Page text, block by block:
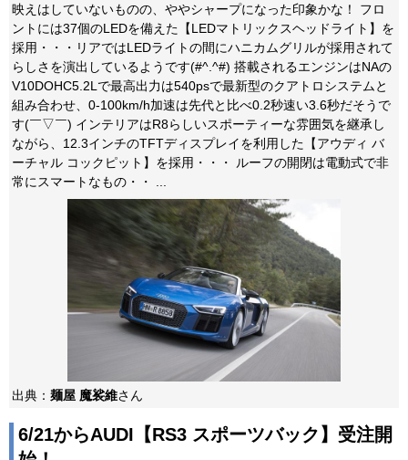
映えはしていないものの、ややシャープになった印象かな！ フロ
ントには37個のLEDを備えた【LEDマトリックスヘッドライト】を
採用・・・リアではLEDライトの間にハニカムグリルが採用されて
らしさを演出しているようです(#^.^#) 搭載されるエンジンはNAの
V10DOHC5.2Lで最高出力は540psで最新型のクアトロシステムと
組み合わせ、0-100km/h加速は先代と比べ0.2秒速い3.6秒だそうで
す(￣▽￣) インテリアはR8らしいスポーティーな雰囲気を継承し
ながら、12.3インチのTFTディスプレイを利用した【アウディ バ
ーチャル コックピット】を採用・・・ ルーフの開閉は電動式で非
常にスマートなもの・・ ...
出典： 麺屋 魔裟維さん
6/21からAUDI【RS3 スポーツバック】受注開